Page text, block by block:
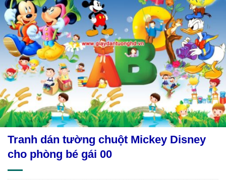
Tranh dán tường chuột Mickey Disney
cho phòng bé gái 00